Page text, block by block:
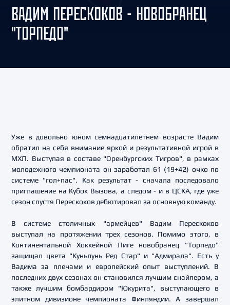
ВАДИМ ПЕРЕСКОКОВ - НОВОБРАНЕЦ
"ТОРПЕДО"
Уже в довольно юном семнадцатилетнем возрасте Вадим
обратил на себя внимание яркой и результативной игрой в
МХЛ. Выступая в составе "Оренбургских Тигров", в рамках
молодежного чемпионата он заработал 61 (19+42) очко по
системе "гол+пас". Как результат - сначала последовало
приглашение на Кубок Вызова, а следом - и в ЦСКА, где уже
сезон спустя Перескоков дебютировал за основную команду.
В системе столичных "армейцев" Вадим Перескоков
выступал на протяжении трех сезонов. Помимо этого, в
Континентальной Хоккейной Лиге новобранец "Торпедо"
защищал цвета "Куньлунь Ред Стар" и "Адмирала". Есть у
Вадима за плечами и европейский опыт выступлений. В
последних двух сезонах он становился лучшим снайпером, а
также лучшим бомбардиром "Юкурита", выступающего в
элитном дивизионе чемпионата Финляндии. А завершал